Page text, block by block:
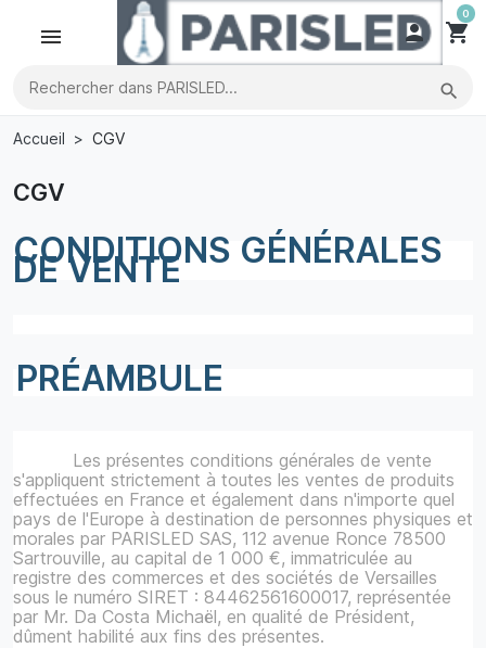
 shopping_cart
0
search
Accueil CGV
CGV
CONDITIONS GÉNÉRALES
DE VENTE
PRÉAMBULE
Les présentes conditions générales de vente
s'appliquent strictement à toutes les ventes de produits
effectuées en France et également dans n'importe quel
pays de l'Europe à destination de personnes physiques et
morales par PARISLED SAS, 112 avenue Ronce 78500
Sartrouville, au capital de 1 000 €, immatriculée au
registre des commerces et des sociétés de Versailles
sous le numéro SIRET : 84462561600017, représentée
par Mr. Da Costa Michaël, en qualité de Président,
dûment habilité aux fins des présentes.